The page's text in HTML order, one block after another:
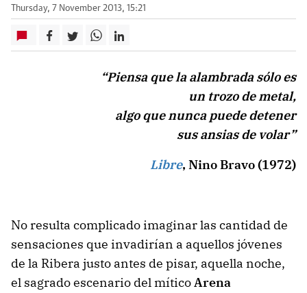
Thursday, 7 November 2013, 15:21
“Piensa que la alambrada sólo es
un trozo de metal,
algo que nunca puede detener
sus ansias de volar”
Libre, Nino Bravo (1972)
No resulta complicado imaginar las cantidad de
sensaciones que invadirían a aquellos jóvenes
de la Ribera justo antes de pisar, aquella noche,
el sagrado escenario del míticoArena